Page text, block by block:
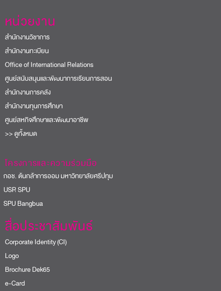
หน่วยงาน
สำนักงานวิชาการ
สำนักงานทะเบียน
Office of International Relations
ศูนย์สนับสนุนและพัฒนาการเรียนการสอน
สำนักงานการคลัง
สำนักงานทุนการศึกษา
ศูนย์สหกิจศึกษาและพัฒนาอาชีพ
>> ดูทั้งหมด
โครงการและความร่วมมือ
ช. ต้นกล้าการออม มหาวิทยาลัยศรีปทุม
SPU
Bangbua
สื่อประชาสัมพันธ์
Corporate Identity (CI)
Logo
Brochure Dek65
e-Card